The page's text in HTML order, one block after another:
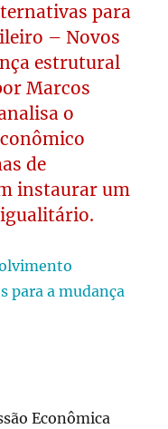
para
– Novos
estrutural
Marcos
o
de
instaurar um
Econômica